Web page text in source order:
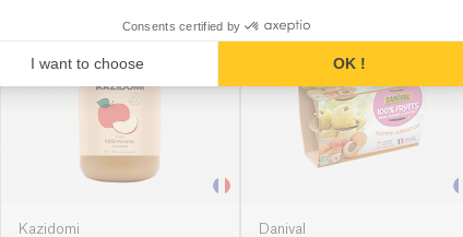
Kazidomi Danival
Consents certified by
I want to choose OK !